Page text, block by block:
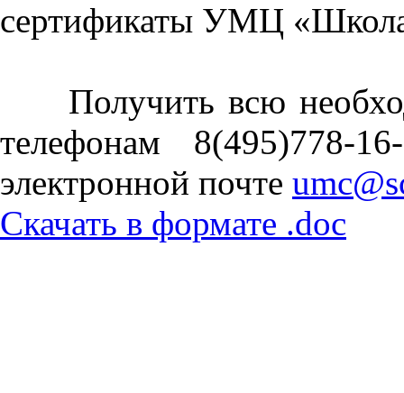
сертификаты УМЦ
Получить всю
телефонам 8(495)778-
электронной почте
Скачать в формате .doc